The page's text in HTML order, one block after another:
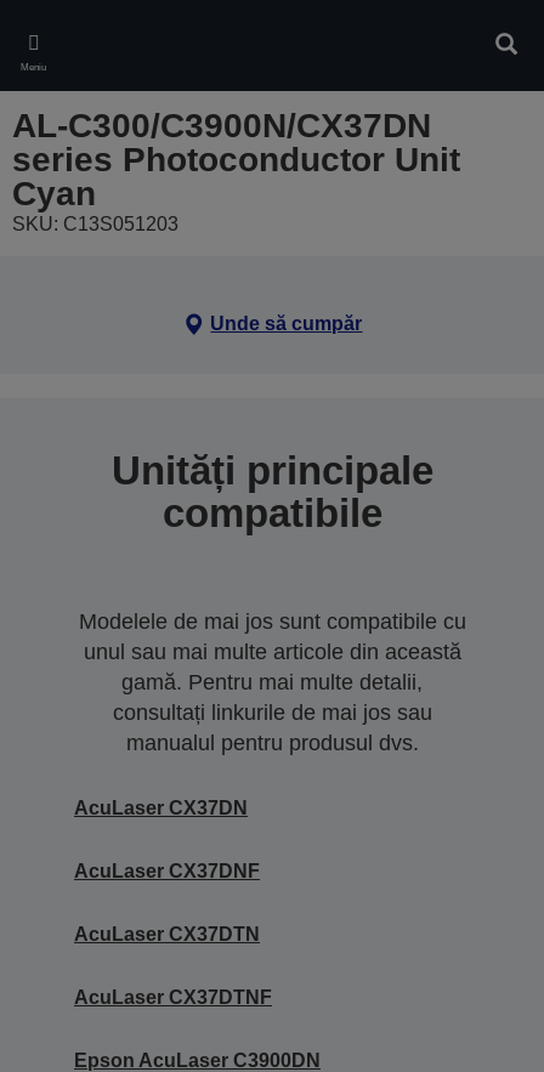
main
content
Meniu
AL-C300/C3900N/CX37DN
series Photoconductor Unit
Cyan
SKU: C13S051203
Unde să cumpăr
Unități principale
compatibile
Modelele de mai jos sunt compatibile cu
unul sau mai multe articole din această
gamă. Pentru mai multe detalii,
consultați linkurile de mai jos sau
manualul pentru produsul dvs.
AcuLaser CX37DN
AcuLaser CX37DNF
AcuLaser CX37DTN
AcuLaser CX37DTNF
Epson AcuLaser C3900DN